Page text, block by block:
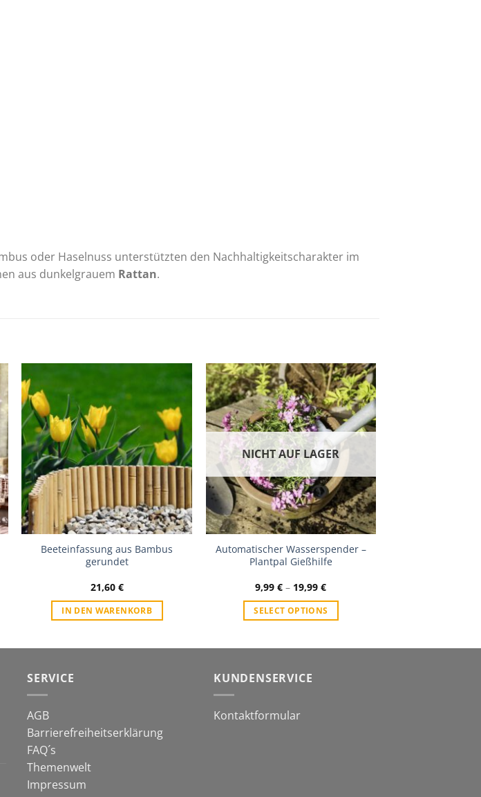
oder Haselnuss unterstützten den Nachhaltigkeitscharakter im
aus dunkelgrauem Rattan.
Wunschliste
Beeteinfassung aus Bambus
gerundet
21,60 €
IN DEN WARENKORB
Zur
Wunschliste
NICHT AUF LAGER
Automatischer Wasserspender –
Plantpal Gießhilfe
9,99€ – 19,99€
SELECT OPTIONS
SERVICE
AGB
Barrierefreiheitserklärung
FAQ´s
Themenwelt
Impressum
KUNDENSERVICE
Kontaktformular